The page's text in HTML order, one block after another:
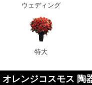
ウェディング
特大
オレンジコスモス 陶